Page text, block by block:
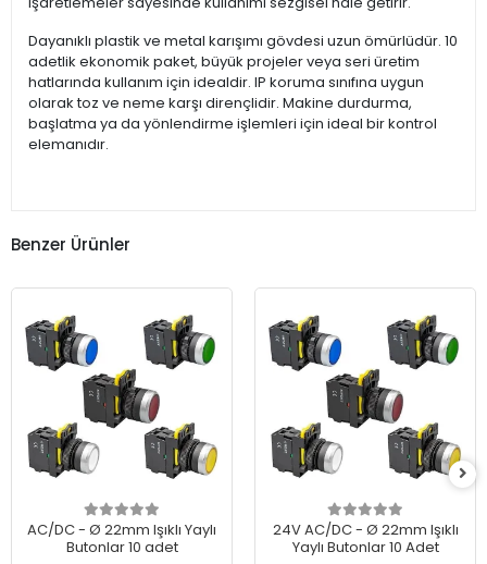
Dayanıklı plastik ve metal karışımı gövdesi uzun ömürlüdür. 10
adetlik ekonomik paket, büyük projeler veya seri üretim
hatlarında kullanım için idealdir. IP koruma sınıfına uygun
olarak toz ve neme karşı dirençlidir. Makine durdurma,
başlatma ya da yönlendirme işlemleri için ideal bir kontrol
elemanıdır.
Benzer Ürünler
AC/DC - Ø 22mm Işıklı Yaylı
Butonlar 10 adet
24V AC/DC - Ø 22mm Işıklı
Yaylı Butonlar 10 Adet